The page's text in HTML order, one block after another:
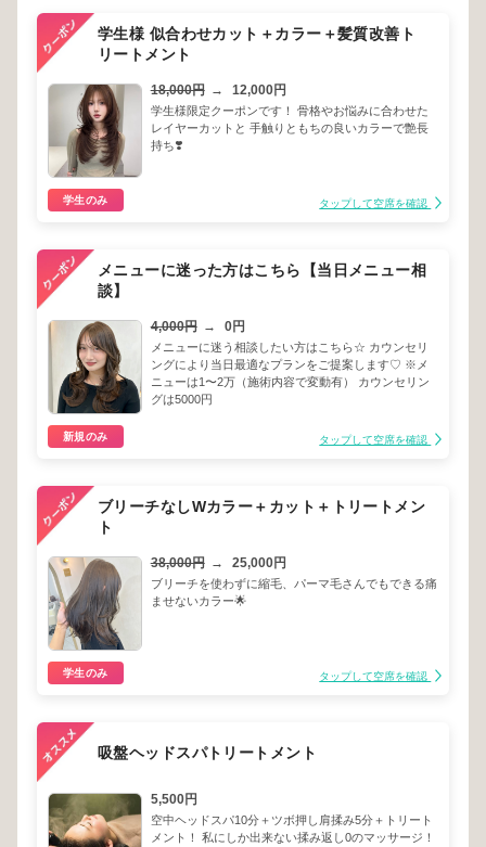
学生様 似合わせカット＋カラー＋髪質改善ト
リートメント
18,000円 → 12,000円
学生様限定クーポンです！ 骨格やお悩みに合わせた
レイヤーカットと 手触りともちの良いカラーで艶長
持ち❣️
学生のみ タップして空席を確認
メニューに迷った方はこちら【当日メニュー相
談】
4,000円 → 0円
メニューに迷う相談したい方はこちら☆ カウンセリ
ングにより当日最適なプランをご提案します♡ ※メ
ニューは1〜2万（施術内容で変動有） カウンセリン
グは5000円
新規のみ タップして空席を確認
ブリーチなしWカラー＋カット＋トリートメン
ト
38,000円 → 25,000円
ブリーチを使わずに縮毛、パーマ毛さんでもできる痛
ませないカラー🌟
学生のみ タップして空席を確認
吸盤ヘッドスパトリートメント
5,500円
空中ヘッドスパ10分＋ツボ押し肩揉み5分＋トリート
メント！ 私にしか出来ない揉み返し0のマッサージ！